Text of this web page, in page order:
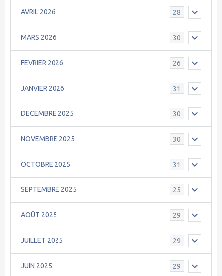
AVRIL 2026 28
MARS 2026 30
FEVRIER 2026 26
JANVIER 2026 31
DECEMBRE 2025 30
NOVEMBRE 2025 30
OCTOBRE 2025 31
SEPTEMBRE 2025 25
AOÛT 2025 29
JUILLET 2025 29
JUIN 2025 29